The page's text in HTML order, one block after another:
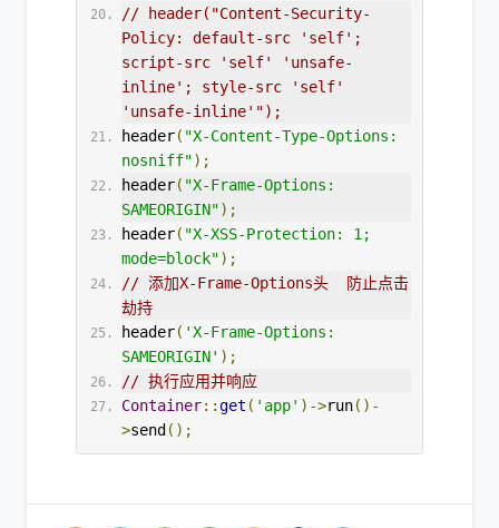
// header("Content-Security-
Policy: default-src 'self';
script-src 'self' 'unsafe-
inline'; style-src 'self'
'unsafe-inline'");
header( "X-Content-Type-Options:
nosniff");
header( "X-Frame-Options:
SAMEORIGIN");
header( "X-XSS-Protection: 1;
mode=block");
// 添加X-Frame-Options头  防止点击
劫持
header( 'X-Frame-Options:
SAMEORIGIN' );
// 执行应用并响应
Container::get ( 'app' )->run()-
>send ();